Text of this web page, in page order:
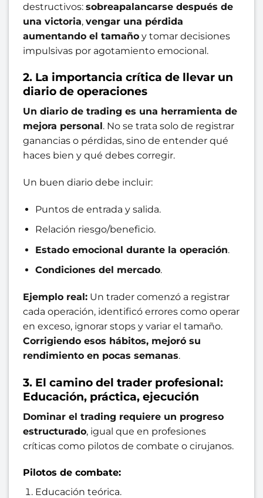
destructivos: sobreapalancarse después de
una victoria, vengar una pérdida
aumentando el tamaño y tomar decisiones
impulsivas por agotamiento emocional.
2. La importancia crítica de llevar un
diario de operaciones
Un diario de trading es una herramienta de
mejora personal. No se trata solo de registrar
ganancias o pérdidas, sino de entender qué
haces bien y qué debes corregir.
Un buen diario debe incluir:
Puntos de entrada y salida.
Relación riesgo/beneficio.
Estado emocional durante la operación.
Condiciones del mercado.
Ejemplo real: Un trader comenzó a registrar
cada operación, identificó errores como operar
en exceso, ignorar stops y variar el tamaño.
Corrigiendo esos hábitos, mejoró su
rendimiento en pocas semanas.
3. El camino del trader profesional:
Educación, práctica, ejecución
Dominar el trading requiere un progreso
estructurado, igual que en profesiones
críticas como pilotos de combate o cirujanos.
Pilotos de combate:
Educación teórica.